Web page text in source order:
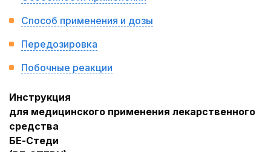
Способ применения и дозы
Передозировка
Побочные реакции
Инструкция
для медицинского применения лекарственного
средства
БЕ-Стеди